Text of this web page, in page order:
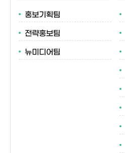
홍보기획팀
전략홍보팀
뉴미디어팀